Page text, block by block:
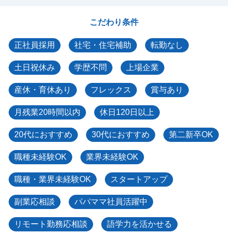
こだわり条件
正社員採用 社宅・住宅補助 転勤なし
土日祝休み 学歴不問 上場企業
産休・育休あり フレックス 賞与あり
月残業20時間以内 休日120日以上
20代におすすめ 30代におすすめ 第二新卒OK
職種未経験OK 業界未経験OK
職種・業界未経験OK スタートアップ
副業応相談 パパママ社員活躍中
リモート勤務応相談 語学力を活かせる